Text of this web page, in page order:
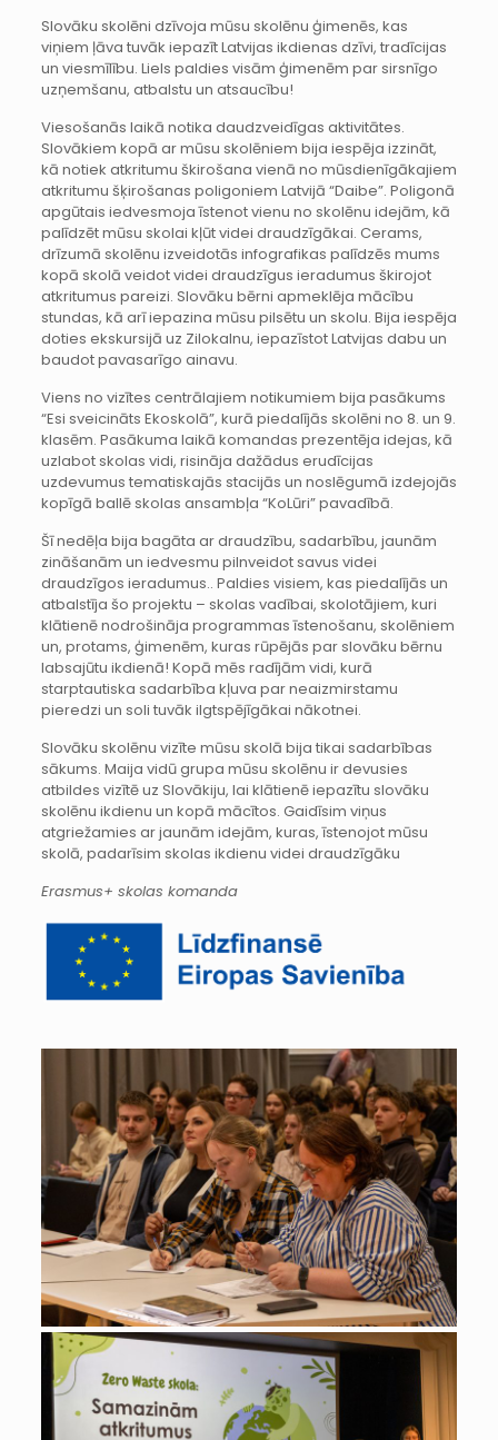
Slovāku skolēni dzīvoja mūsu skolēnu ģimenēs, kas
viņiem ļāva tuvāk iepazīt Latvijas ikdienas dzīvi, tradīcijas
un viesmīlību. Liels paldies visām ģimenēm par sirsnīgo
uzņemšanu, atbalstu un atsaucību!
Viesošanās laikā notika daudzveidīgas aktivitātes.
Slovākiem kopā ar mūsu skolēniem bija iespēja izzināt,
kā notiek atkritumu škirošana vienā no mūsdienīgākajiem
atkritumu šķirošanas poligoniem Latvijā “Daibe”. Poligonā
apgūtais iedvesmoja īstenot vienu no skolēnu idejām, kā
palīdzēt mūsu skolai kļūt videi draudzīgākai. Cerams,
drīzumā skolēnu izveidotās infografikas palīdzēs mums
kopā skolā veidot videi draudzīgus ieradumus škirojot
atkritumus pareizi. Slovāku bērni apmeklēja mācību
stundas, kā arī iepazina mūsu pilsētu un skolu. Bija iespēja
doties ekskursijā uz Zilokalnu, iepazīstot Latvijas dabu un
baudot pavasarīgo ainavu.
Viens no vizītes centrālajiem notikumiem bija pasākums
“Esi sveicināts Ekoskolā”, kurā piedalījās skolēni no 8. un 9.
klasēm. Pasākuma laikā komandas prezentēja idejas, kā
uzlabot skolas vidi, risināja dažādus erudīcijas
uzdevumus tematiskajās stacijās un noslēgumā izdejojās
kopīgā ballē skolas ansambļa “KoLūri” pavadībā.
Šī nedēļa bija bagāta ar draudzību, sadarbību, jaunām
zināšanām un iedvesmu pilnveidot savus videi
draudzīgos ieradumus.. Paldies visiem, kas piedalījās un
atbalstīja šo projektu – skolas vadībai, skolotājiem, kuri
klātienē nodrošināja programmas īstenošanu, skolēniem
un, protams, ģimenēm, kuras rūpējās par slovāku bērnu
labsajūtu ikdienā! Kopā mēs radījām vidi, kurā
starptautiska sadarbība kļuva par neaizmirstamu
pieredzi un soli tuvāk ilgtspējīgākai nākotnei.
Slovāku skolēnu vizīte mūsu skolā bija tikai sadarbības
sākums. Maija vidū grupa mūsu skolēnu ir devusies
atbildes vizītē uz Slovākiju, lai klātienē iepazītu slovāku
skolēnu ikdienu un kopā mācītos. Gaidīsim viņus
atgriežamies ar jaunām idejām, kuras, īstenojot mūsu
skolā, padarīsim skolas ikdienu videi draudzīgāku
Erasmus+ skolas komanda